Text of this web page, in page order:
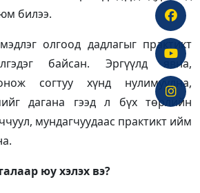
билээ.
олгоод дадлагыг практикт
байсан. Эргүүлд явна,
согтуу хүнд нулимуулна,
дагана гээд л бүх төрлийн
мундагчуудаас практикт ийм
юу хэлэх вэ?